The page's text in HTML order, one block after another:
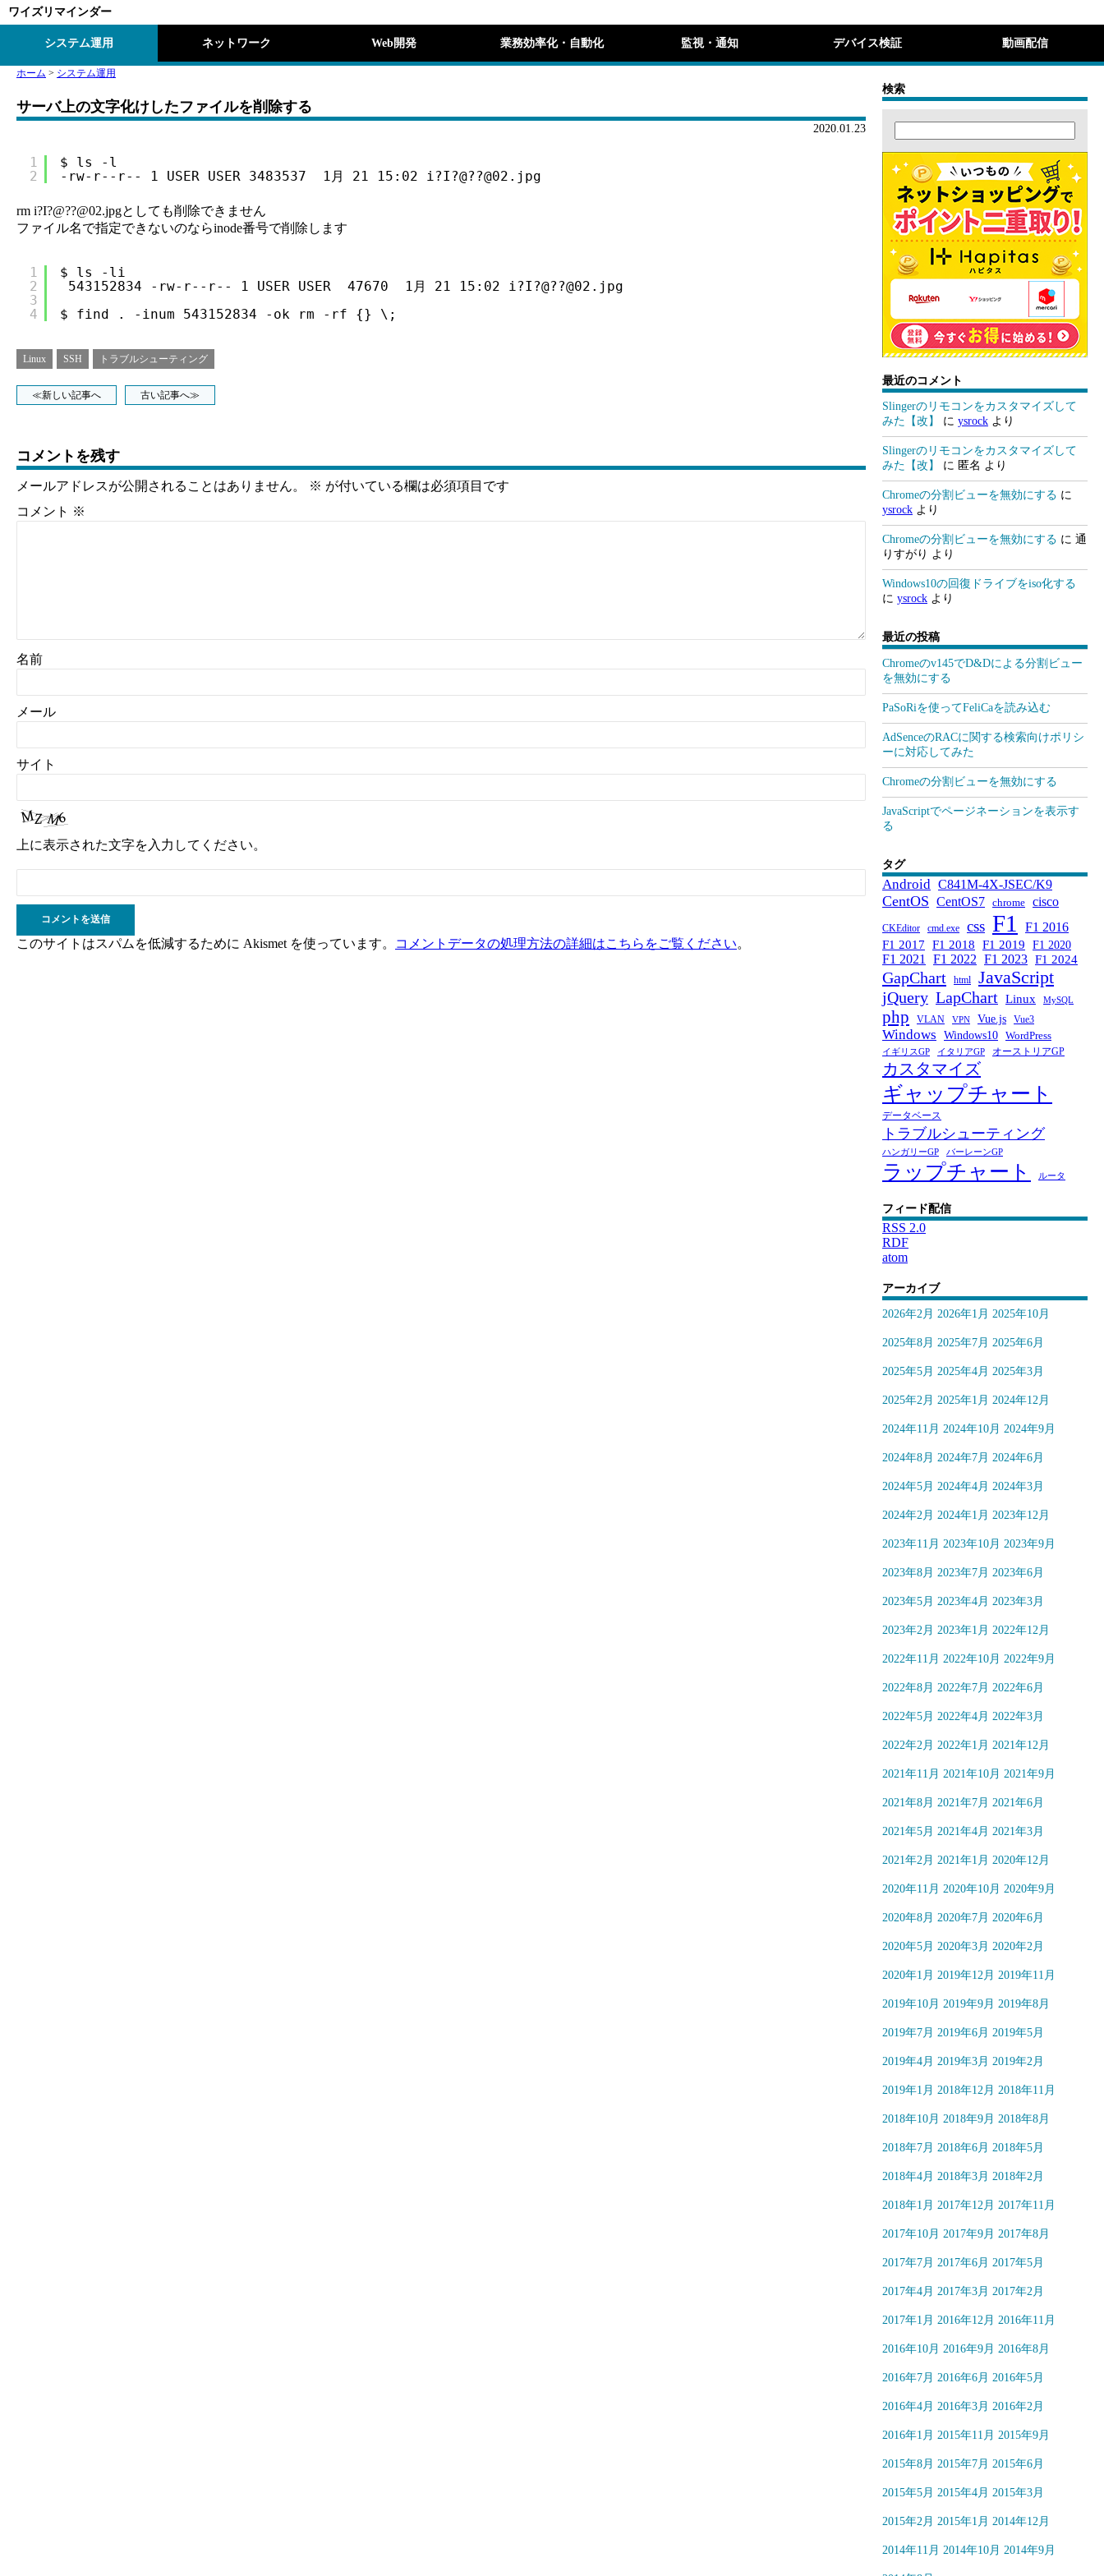
ワイズリマインダー
システム運用 ネットワーク Web開発 業務効率化・自動化 監視・通知 デバイス検証 動画配信
ホーム > システム運用
サーバ上の文字化けしたファイルを削除する
2020.01.23
1
2
$ ls -l
-rw-r--r-- 1 USER USER 3483537  1月 21 15:02 i?I?@??@02.jpg
rm i?I?@??@02.jpgとしても削除できません
ファイル名で指定できないのならinode番号で削除します
1
2
3
4
$ ls -li
543152834 -rw-r--r-- 1 USER USER  47670  1月 21 15:02 i?I?@??@02.jpg
$ find . -inum 543152834 -ok rm -rf {} \;
Linux SSH トラブルシューティング
≪新しい記事へ 古い記事へ≫
コメントを残す
メールアドレスが公開されることはありません。 ※ が付いている欄は必須項目です
コメント ※
名前
メール
サイト
上に表示された文字を入力してください。
このサイトはスパムを低減するために Akismet を使っています。 コメントデータの処理方法の詳細はこちらをご覧ください。
検索
最近のコメント
Slingerのリモコンをカスタマイズして
みた【改】
に ysrock より
Slingerのリモコンをカスタマイズして
みた【改】
に 匿名 より
Chromeの分割ビューを無効にする に
ysrock より
Chromeの分割ビューを無効にする に 通
りすがり より
Windows10の回復ドライブをiso化する
に ysrock より
最近の投稿
Chromeのv145でD&Dによる分割ビュー
を無効にする
PaSoRiを使ってFeliCaを読み込む
AdSenceのRACに関する検索向けポリシ
ーに対応してみた
Chromeの分割ビューを無効にする
JavaScriptでページネーションを表示す
る
タグ
Android C841M-4X-JSEC/K9
CentOS CentOS7 chrome cisco
CKEditor cmd.exe css F1
F1 2016
F1 2017 F1 2018 F1 2019 F1 2020
F1 2021 F1 2022 F1 2023 F1 2024
GapChart html JavaScript
jQuery LapChart Linux MySQL
php VLAN VPN Vue.js Vue3
Windows Windows10 WordPress
イギリスGP イタリアGP オーストリアGP
カスタマイズ
ギャップチャート
データベース
トラブルシューティング
ハンガリーGP バーレーンGP
ラップチャート ルータ
フィード配信
RSS 2.0
RDF
atom
アーカイブ
2026年2月 2026年1月 2025年10月
2025年8月 2025年7月 2025年6月
2025年5月 2025年4月 2025年3月
2025年2月 2025年1月 2024年12月
2024年11月 2024年10月 2024年9月
2024年8月 2024年7月 2024年6月
2024年5月 2024年4月 2024年3月
2024年2月 2024年1月 2023年12月
2023年11月 2023年10月 2023年9月
2023年8月 2023年7月 2023年6月
2023年5月 2023年4月 2023年3月
2023年2月 2023年1月 2022年12月
2022年11月 2022年10月 2022年9月
2022年8月 2022年7月 2022年6月
2022年5月 2022年4月 2022年3月
2022年2月 2022年1月 2021年12月
2021年11月 2021年10月 2021年9月
2021年8月 2021年7月 2021年6月
2021年5月 2021年4月 2021年3月
2021年2月 2021年1月 2020年12月
2020年11月 2020年10月 2020年9月
2020年8月 2020年7月 2020年6月
2020年5月 2020年3月 2020年2月
2020年1月 2019年12月 2019年11月
2019年10月 2019年9月 2019年8月
2019年7月 2019年6月 2019年5月
2019年4月 2019年3月 2019年2月
2019年1月 2018年12月 2018年11月
2018年10月 2018年9月 2018年8月
2018年7月 2018年6月 2018年5月
2018年4月 2018年3月 2018年2月
2018年1月 2017年12月 2017年11月
2017年10月 2017年9月 2017年8月
2017年7月 2017年6月 2017年5月
2017年4月 2017年3月 2017年2月
2017年1月 2016年12月 2016年11月
2016年10月 2016年9月 2016年8月
2016年7月 2016年6月 2016年5月
2016年4月 2016年3月 2016年2月
2016年1月 2015年11月 2015年9月
2015年8月 2015年7月 2015年6月
2015年5月 2015年4月 2015年3月
2015年2月 2015年1月 2014年12月
2014年11月 2014年10月 2014年9月